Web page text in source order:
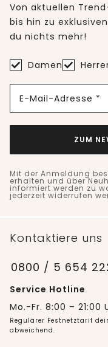
Von aktuellen
bis hin zu
du nichts mehr!
Damen
E-Mail-Adresse *
ZUM
Mit der Anmeldung
erhalten und über
informiert werden zu
jederzeit widerrufen
Kontaktiere uns
0800 / 5 654
Service Hotline
Mo.-Fr. 8:00 – 21:00
Regulärer Festnetztarif
abweichend.